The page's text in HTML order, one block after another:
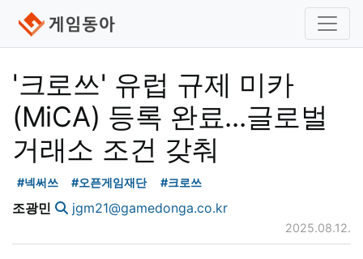
'크로쓰' 유럽 규제 미카
(MiCA) 등록 완료...글로벌
거래소 조건 갖춰
#넥써쓰 #오픈게임재단 #크로쓰
조광민 jgm21@gamedonga.co.kr
2025.08.12.